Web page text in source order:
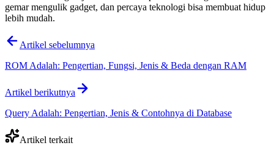
gemar mengulik gadget, dan percaya teknologi bisa membuat hidup
lebih mudah.
Artikel sebelumnya
ROM Adalah: Pengertian, Fungsi, Jenis & Beda dengan RAM
Artikel berikutnya
Query Adalah: Pengertian, Jenis & Contohnya di Database
Artikel terkait